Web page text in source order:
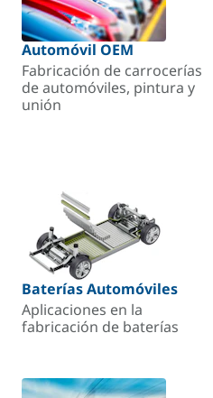
Automóvil OEM
Fabricación de carrocerías
de automóviles, pintura y
unión
Baterías Automóviles
Aplicaciones en la
fabricación de baterías